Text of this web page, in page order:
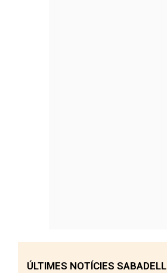
ÚLTIMES NOTÍCIES SABADELL